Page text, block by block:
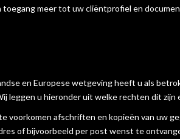
meer tot uw cliëntprofiel en
en Europese wetgeving heeft u als
leggen u hieronder uit welke rechten dit zijn
voorkomen afschriften en kopieën van uw
of bijvoorbeeld per post wenst te